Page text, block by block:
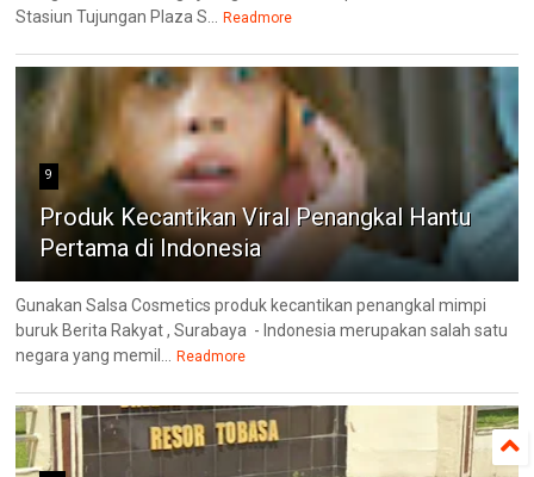
Stasiun Tujungan Plaza S...
Readmore
9
Produk Kecantikan Viral Penangkal Hantu
Pertama di Indonesia
Gunakan Salsa Cosmetics produk kecantikan penangkal mimpi
buruk Berita Rakyat , Surabaya - Indonesia merupakan salah satu
negara yang memil...
Readmore